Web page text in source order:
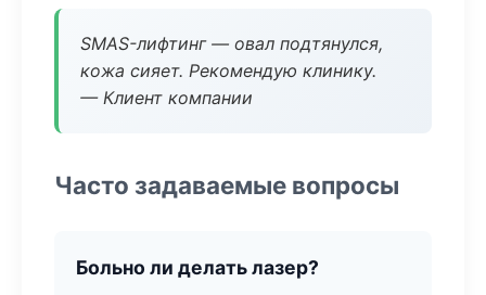
SMAS-лифтинг — овал подтянулся,
кожа сияет. Рекомендую клинику.
— Клиент компании
Часто задаваемые вопросы
Больно ли делать лазер?